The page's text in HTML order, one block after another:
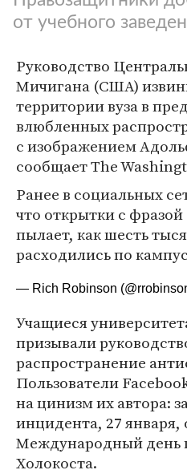
от учебного
Руководство
Мичигана (США)
территории вуза в
влюбленных
с изображением
сообщает The
Ранее в социальных
что открытки с
пылает, как шесть
расходились по
— Rich Robinson
Учащиеся
призывали
распространение
Пользователи
на цинизм их автора:
инцидента, 27 января,
Международный день
Холокоста.